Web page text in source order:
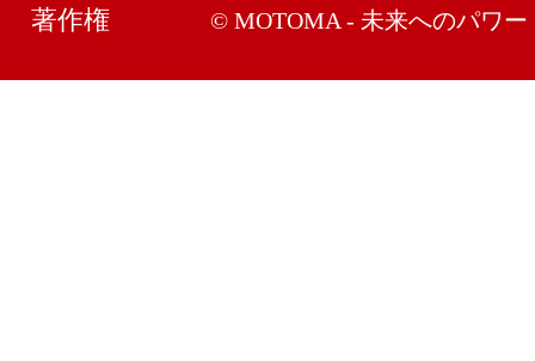
著作権 © MOTOMA - 未来へのパワー